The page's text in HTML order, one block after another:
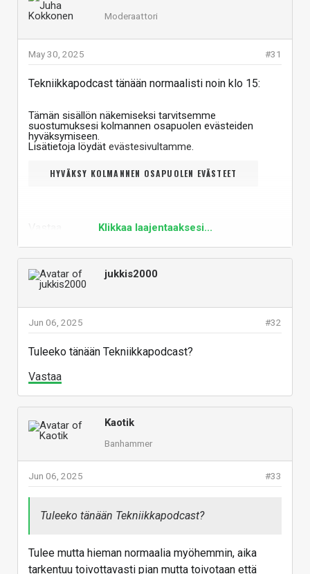
Moderaattori
#31
May 30, 2025
Tekniikkapodcast tänään normaalisti noin klo 15:
Tämän sisällön näkemiseksi tarvitsemme
suostumuksesi kolmannen osapuolen evästeiden
hyväksymiseen.
Lisätietoja löydät evästesivultamme.
HYVÄKSY KOLMANNEN OSAPUOLEN EVÄSTEET
Klikkaa laajentaaksesi...
jukkis2000
#32
Jun 06, 2025
Tuleeko tänään Tekniikkapodcast?
Vastaa
Kaotik
Banhammer
#33
Jun 06, 2025
Tuleeko tänään Tekniikkapodcast?
Tulee mutta hieman normaalia myöhemmin, aika
tarkentuu toivottavasti pian mutta toivotaan että